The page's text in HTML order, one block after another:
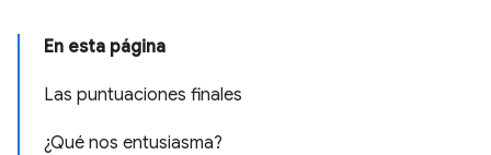
En esta página
Las puntuaciones finales
¿Qué nos entusiasma?